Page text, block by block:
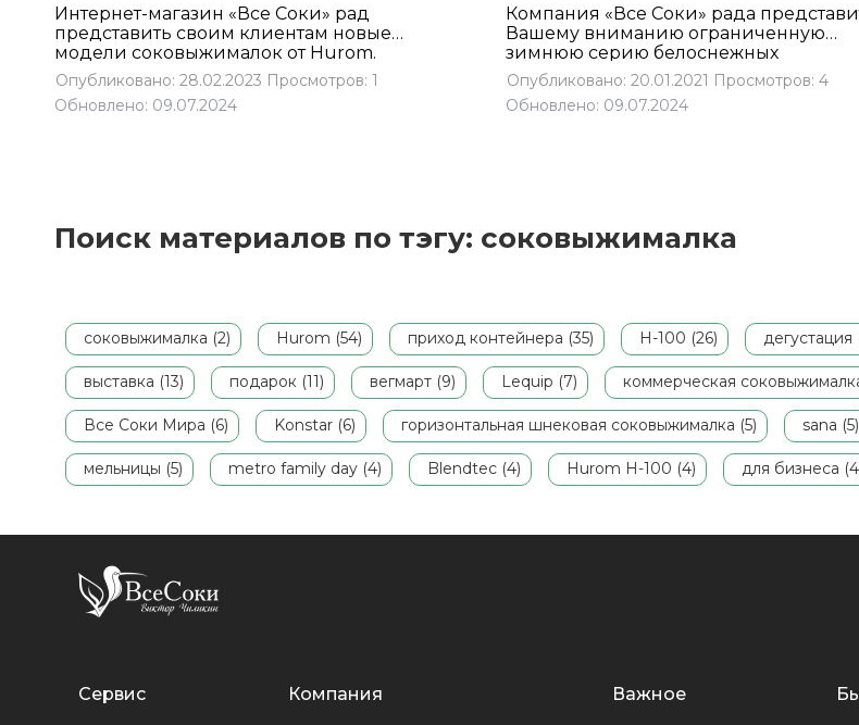
Интернет-магазин «Все Соки» рад
представить своим клиентам новые
модели соковыжималок от Hurom.
Теперь в ассортименте магазина
появились H320N,H310AиM100–
усовершенствованные и надежные
Опубликовано: 28.02.2023 Просмотров: 1
Обновлено: 09.07.2024
Компания «Все Соки» рада
Вашему вниманию ограниченную
зимнюю серию белоснежных
соковыжималок H-100 от
южнокорейской компании Hurom.
Новых поставок этой модели в белом
ста штук! Как и на все остальные
соковыжималки Хюром, на белую
Опубликовано: 20.01.2021 Просмотров: 4
Обновлено: 09.07.2024
Поиск материалов по тэгу: соковыжималка
соковыжималка (2) Hurom (54) приход контейнера (35) H-100 (26) дегустация
выставка (13) подарок (11) вегмарт (9) Lequip (7) коммерческая
Все Соки Мира (6) Konstar (6) горизонтальная шнековая соковыжималка (5) sana (5)
мельницы (5) metro family day (4) Blendtec (4) Hurom H-100 (4) для бизнеса
Сервис
Компания
Важное